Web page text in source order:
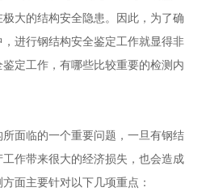
大的结构安全隐患。因此，为了确
进行钢结构安全鉴定工作就显得非
定工作，有哪些比较重要的检测内
面临的一个重要问题，一旦有钢结
作带来很大的经济损失，也会造成
面主要针对以下几项重点：